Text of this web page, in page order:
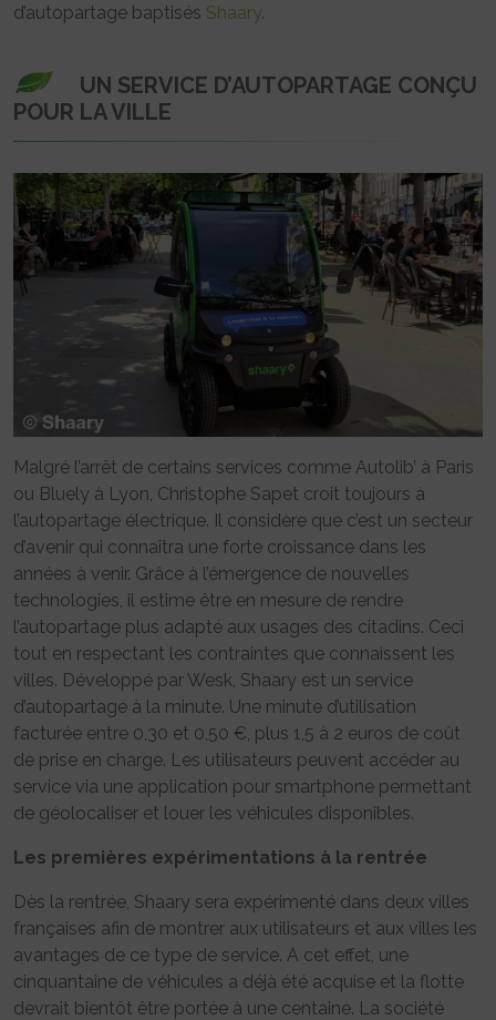
d’autopartage baptisés Shaary.
UN SERVICE D’AUTOPARTAGE CONÇU
POUR LA VILLE
Malgré l’arrêt de certains services comme Autolib’ à Paris
ou Bluely à Lyon, Christophe Sapet croit toujours à
l’autopartage électrique. Il considère que c’est un secteur
d’avenir qui connaîtra une forte croissance dans les
années à venir. Grâce à l’émergence de nouvelles
technologies, il estime être en mesure de rendre
l’autopartage plus adapté aux usages des citadins. Ceci
tout en respectant les contraintes que connaissent les
villes. Développé par Wesk, Shaary est un service
d’autopartage à la minute. Une minute d’utilisation
facturée entre 0,30 et 0,50 €, plus 1,5 à 2 euros de coût
de prise en charge. Les utilisateurs peuvent accéder au
service via une application pour smartphone permettant
de géolocaliser et louer les véhicules disponibles.
Les premières expérimentations à la rentrée
Dès la rentrée, Shaary sera expérimenté dans deux villes
françaises afin de montrer aux utilisateurs et aux villes les
avantages de ce type de service. A cet effet, une
cinquantaine de véhicules a déjà été acquise et la flotte
devrait bientôt être portée à une centaine. La société